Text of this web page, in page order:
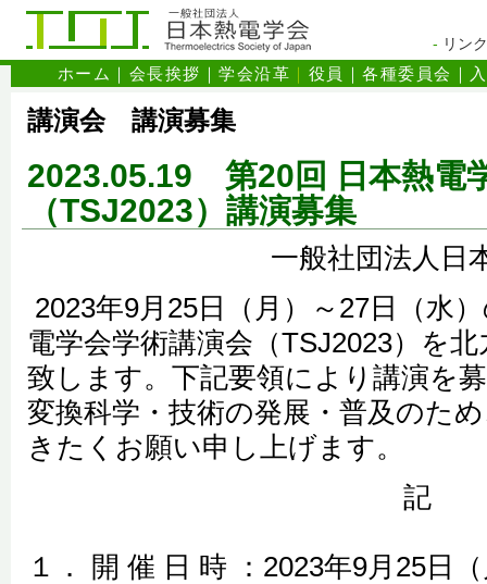
リンク
ホーム ｜ 会長挨拶 ｜学会沿革 ｜ 役員 ｜各種委員会 ｜
講演会 講演募集
2023.05.19 第20回 日本熱電
（TSJ2023）講演募集
一般社団法人
2023年9月25日（月）～27日（水
電学会学術講演会（TSJ2023）を
致します。下記要領により講演を
変換科学・技術の発展・普及のた
きたくお願い申し上げます。
記
１． 開 催 日 時 ：2023年9月25日